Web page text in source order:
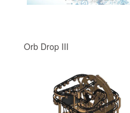
Orb Drop III